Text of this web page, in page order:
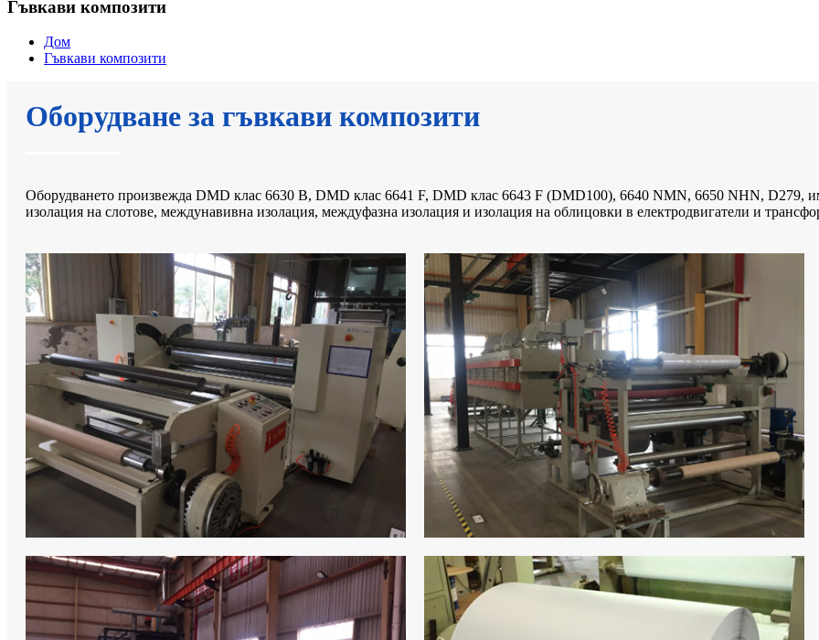
Гъвкави композити
Дом
Гъвкави композити
Оборудване за гъвкави композити
Оборудването произвежда DMD клас 6630 B, DMD клас 6641 F, DMD клас 6643 F (DMD100), 6640 NMN, 6650 NHN, D279,
изолация на слотове, междунавивна изолация, междуфазна изолация и изолация на облицовки в електродвигатели и